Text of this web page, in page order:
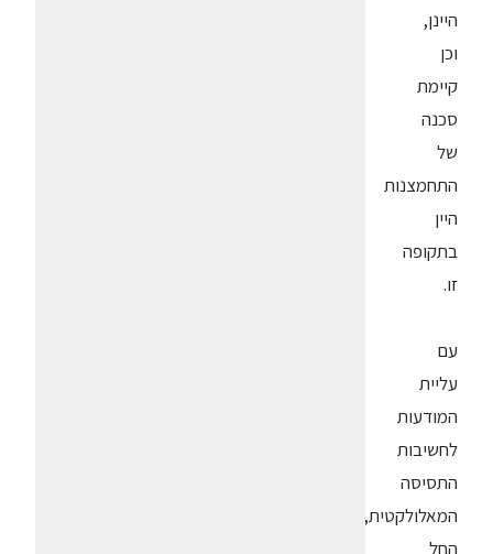
היינן,
וכן
קיימת
סכנה
של
התחמצנות
היין
בתקופה
זו.
עם
עליית
המודעות
לחשיבות
התסיסה
המאלולקטית,
החל